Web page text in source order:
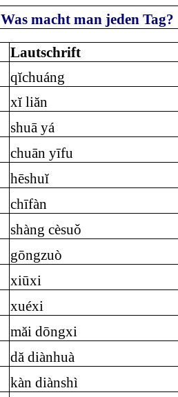
Was macht man jeden Tag?
Lautschrift
qĭchuáng
xĭ liăn
shuā yá
chuān yīfu
hēshuĭ
chīfàn
shàng cèsuǒ
gōngzuò
xiūxi
xuéxi
măi dōngxi
dă diànhuà
kàn diànshì